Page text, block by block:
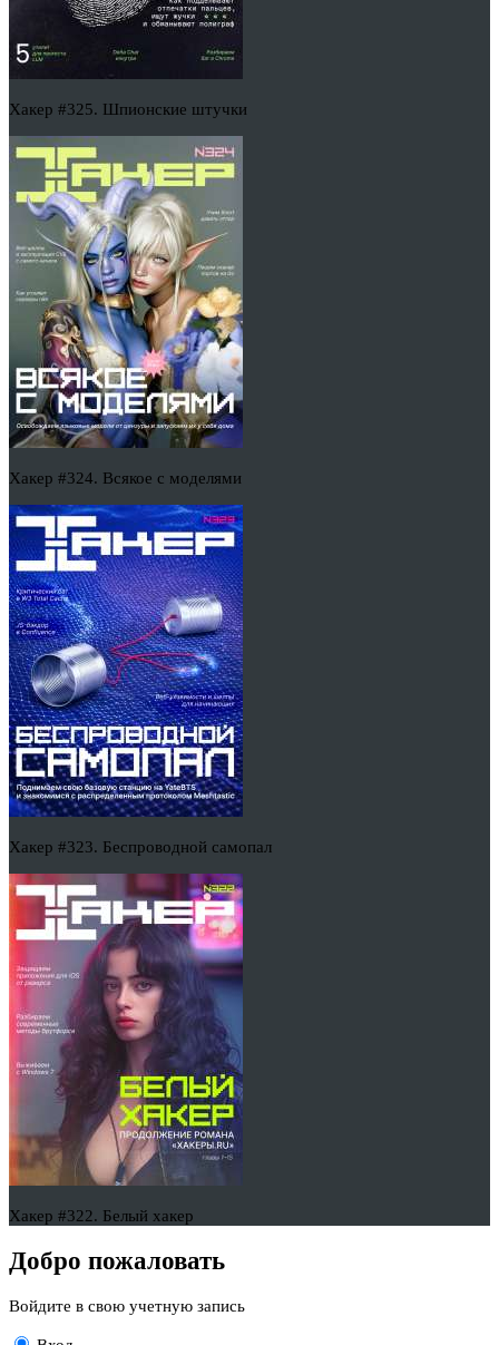
Хакер #325. Шпионские штучки
Хакер #324. Всякое с моделями
Хакер #323. Беспроводной самопал
Хакер #322. Белый хакер
Добро пожаловать
Войдите в свою учетную запись